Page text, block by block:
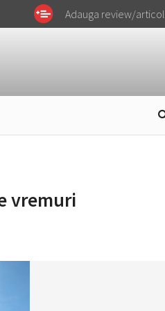
Adauga review/articol
vremuri